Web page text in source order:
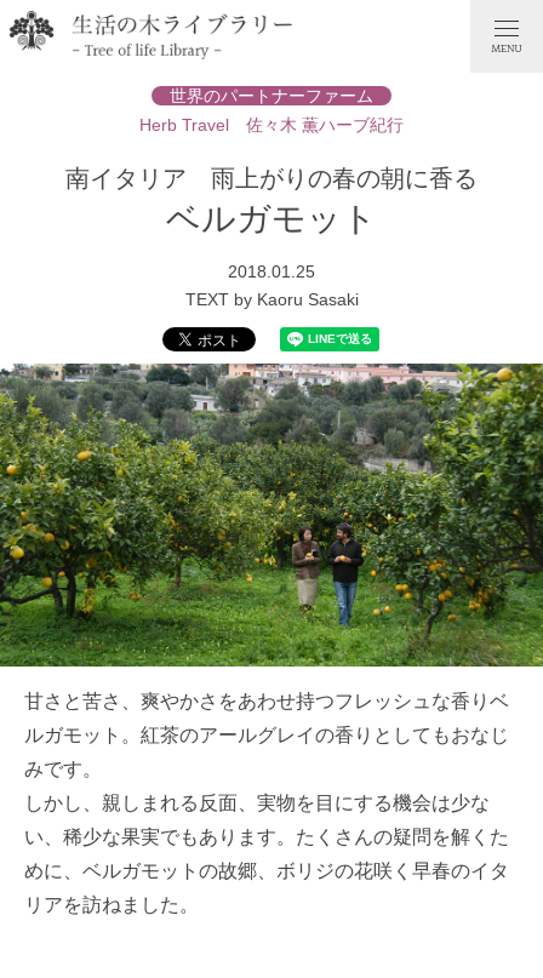
世界のパートナーファーム
Herb Travel 佐々木 薫ハーブ紀行
南イタリア 雨上がりの春の朝に香る
ベルガモット
2018.01.25
TEXT by Kaoru Sasaki
甘さと苦さ、爽やかさをあわせ持つフレッシュな香りベ
ルガモット。紅茶のアールグレイの香りとしてもおなじ
みです。
しかし、親しまれる反面、実物を目にする機会は少な
い、稀少な果実でもあります。たくさんの疑問を解くた
めに、ベルガモットの故郷、ボリジの花咲く早春のイタ
リアを訪ねました。